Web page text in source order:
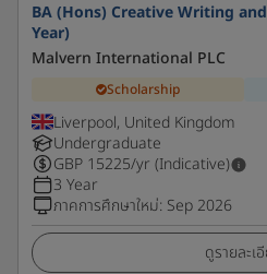
BA (Hons) Creative Writing
Year)
Malvern International PLC
Scholarship
Liverpool, United Kingdom
Undergraduate
GBP 15225/yr (Indicative)
3 Year
ภาคการศึกษาใหม่: Sep 2026
ดูรายละเ